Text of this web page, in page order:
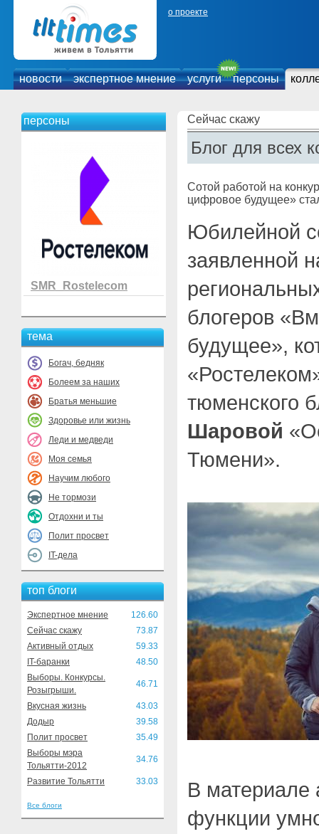
о проекте
новости экспертное мнение услуги персоны
персоны
SMR_Rostelecom
тема
Богач, бедняк
Болеем за наших
Братья меньшие
Здоровье или жизнь
Леди и медведи
Моя семья
Научим любого
Не тормози
Отдохни и ты
Полит просвет
IT-дела
топ блоги
Экспертное мнение
126.60
Сейчас скажу
73.87
Активный отдых
59.33
IT-баранки
48.50
Выборы. Конкурсы.
Розыгрыши.
46.71
Вкусная жизнь
43.03
Додыр
39.58
Полит просвет
35.49
Выборы мэра
Тольятти-2012
34.76
Развитие Тольятти 33.03
Все блоги
Сейчас скажу
Блог для всех
Сотой работой на
цифровое будущее»
Юбилейной
заявленной
блогеров
будущее»,
тюменского
Шаровой
Тюмени».
В материале
функции